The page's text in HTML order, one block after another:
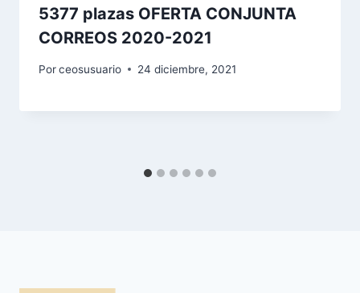
5377 plazas OFERTA CONJUNTA
CORREOS 2020-2021
Porceosusuario 24 diciembre, 2021